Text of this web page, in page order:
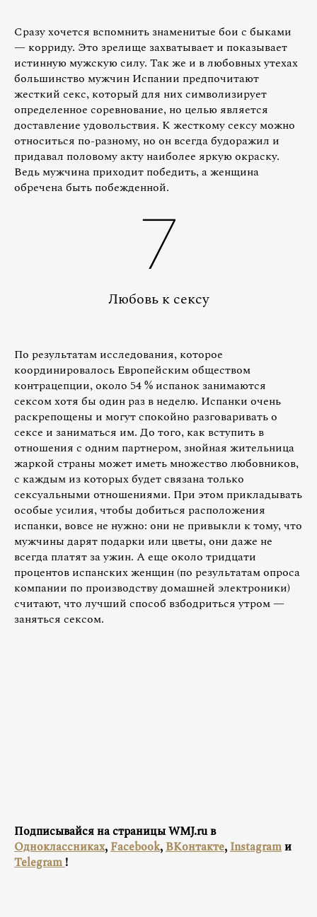
Сразу хочется вспомнить знаменитые бои с быками
— корриду. Это зрелище захватывает и показывает
истинную мужскую силу. Так же и в любовных утехах
большинство мужчин Испании предпочитают
жесткий секс, который для них символизирует
определенное соревнование, но целью является
доставление удовольствия. К жесткому сексу можно
относиться по-разному, но он всегда будоражил и
придавал половому акту наиболее яркую окраску.
Ведь мужчина приходит победить, а женщина
обречена быть побежденной.
7
Любовь к сексу
По результатам исследования, которое
координировалось Европейским обществом
контрацепции, около 54 % испанок занимаются
сексом хотя бы один раз в неделю. Испанки очень
раскрепощены и могут спокойно разговаривать о
сексе и заниматься им. До того, как вступить в
отношения с одним партнером, знойная жительница
жаркой страны может иметь множество любовников,
с каждым из которых будет связана только
сексуальными отношениями. При этом прикладывать
особые усилия, чтобы добиться расположения
испанки, вовсе не нужно: они не привыкли к тому, что
мужчины дарят подарки или цветы, они даже не
всегда платят за ужин. А еще около тридцати
процентов испанских женщин (по результатам опроса
компании по производству домашней электроники)
считают, что лучший способ взбодриться утром —
заняться сексом.
Подписывайся на страницы WMJ.ru в
Одноклассниках, Facebook, ВКонтакте, Instagramи
Telegram !